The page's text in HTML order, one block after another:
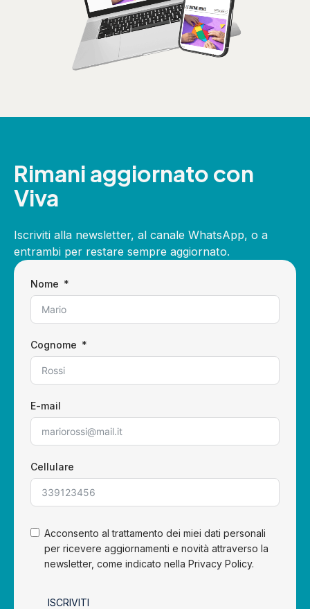
Rimani aggiornato con
Viva
Iscriviti alla newsletter, al canale WhatsApp, o a
entrambi per restare sempre aggiornato.
Nome
Cognome
E-mail
Cellulare
Acconsento al trattamento dei miei dati personali
per ricevere aggiornamenti e novità attraverso la
newsletter, come indicato nella Privacy Policy.
ISCRIVITI